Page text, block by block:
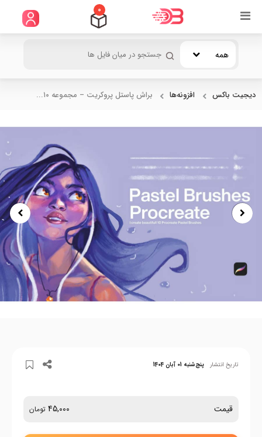
0
همه
دیجیت باکس افزونه‌ها براش پاستل پروکریت – مجموعه ۱۰...
تاریخ انتشار پنج‌شنبه 01 آبان 1404
قیمت 45,000 تومان